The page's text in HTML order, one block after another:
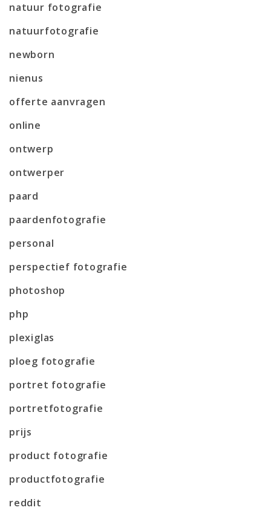
natuur fotografie
natuurfotografie
newborn
nienus
offerte aanvragen
online
ontwerp
ontwerper
paard
paardenfotografie
personal
perspectief fotografie
photoshop
php
plexiglas
ploeg fotografie
portret fotografie
portretfotografie
prijs
product fotografie
productfotografie
reddit